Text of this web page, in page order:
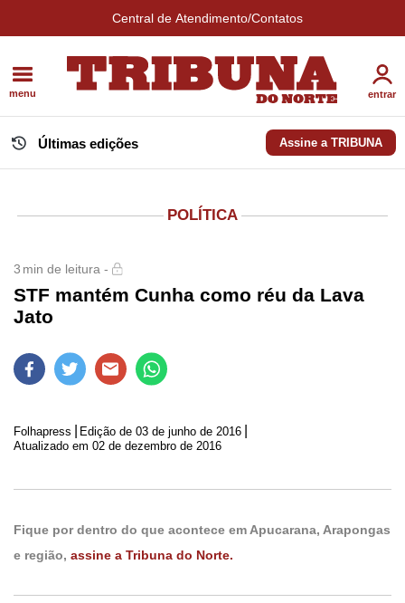
Central de Atendimento/Contatos
menu entrar
Últimas edições Assine a TRIBUNA
POLÍTICA
3 min de leitura -
STF mantém Cunha como réu da Lava
Jato
Folhapress Edição de 03 de junho de 2016
Atualizado em 02 de dezembro de 2016
Fique por dentro do que acontece em Apucarana, Arapongas
e região, assine a Tribuna do Norte.